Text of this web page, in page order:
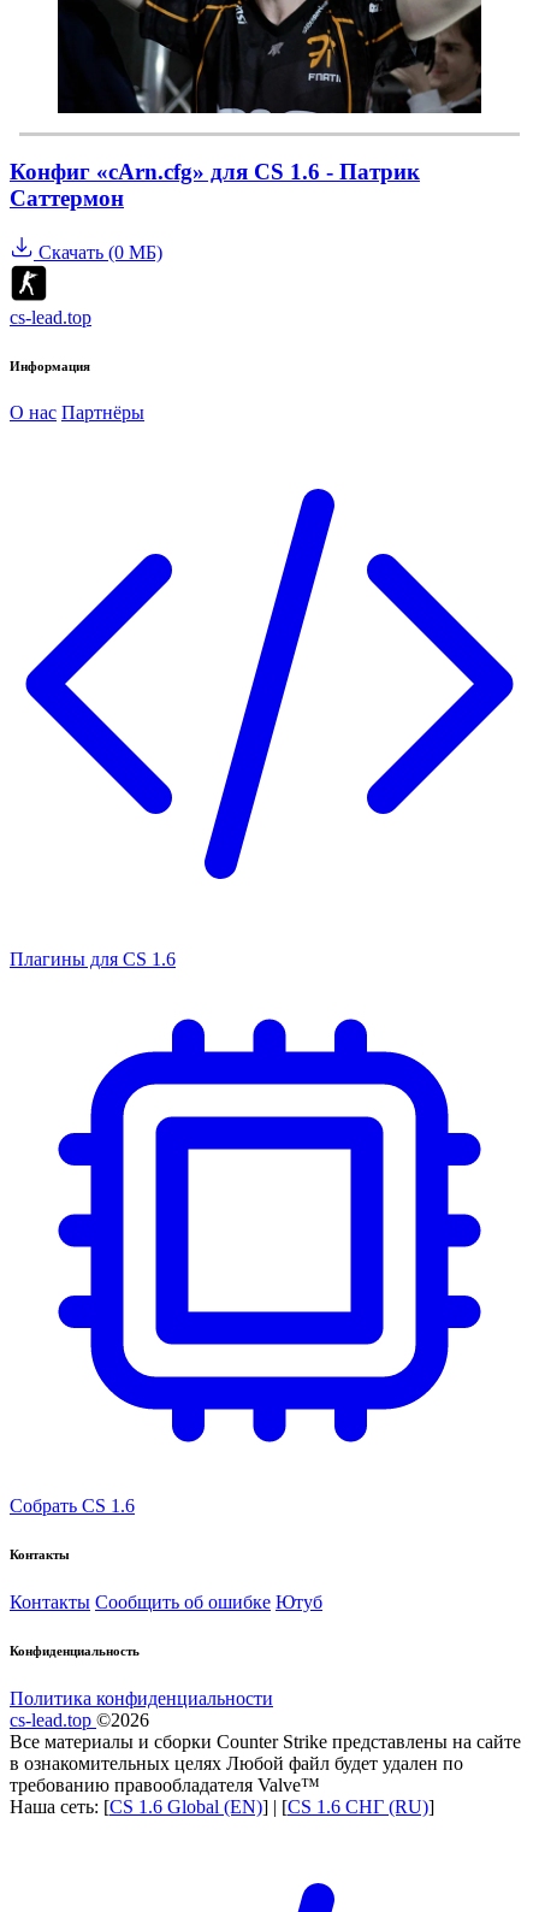
Конфиг «cArn.cfg» для CS 1.6 - Патрик
Саттермон
Скачать (0 МБ)
cs-lead.top
Информация
О нас Партнёры
Плагины для CS 1.6
Собрать CS 1.6
Контакты
Контакты Сообщить об ошибке Ютуб
Конфиденциальность
Политика конфиденциальности
cs-lead.top ©2026
Все материалы и сборки Counter Strike представлены на сайте
в ознакомительных целях Любой файл будет удален по
требованию правообладателя Valve™
Наша сеть: [CS 1.6 Global (EN)] | [CS 1.6 СНГ (RU)]